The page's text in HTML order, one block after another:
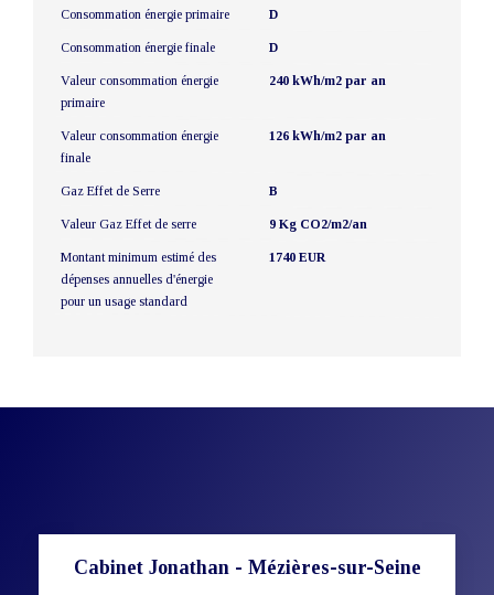
Consommation énergie primaire D
Consommation énergie finale D
Valeur consommation énergie
primaire
240 kWh/m2 par an
Valeur consommation énergie
finale
126 kWh/m2 par an
Gaz Effet de Serre B
Valeur Gaz Effet de serre 9 Kg CO2/m2/an
Montant minimum estimé des
dépenses annuelles d'énergie
pour un usage standard
1740 EUR
Cabinet Jonathan - Mézières-sur-Seine